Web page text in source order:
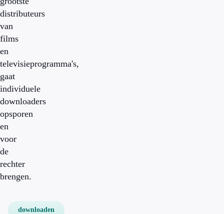
distributeurs
van
films
en
televisieprogramma's,
gaat
individuele
downloaders
opsporen
en
voor
de
rechter
brengen.
downloaden